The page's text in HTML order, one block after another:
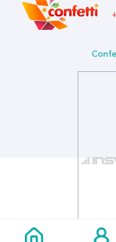
Круглый фольгированный
надуваться как гелием, так